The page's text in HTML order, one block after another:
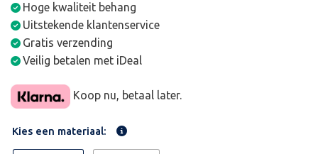
Hoge kwaliteit behang
Uitstekende klantenservice
Gratis verzending
Veilig betalen met iDeal
Koop nu, betaal later.
Kies een materiaal: